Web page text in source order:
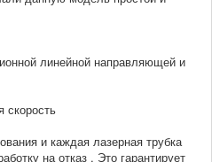
линейной направляющей и
скорость
и каждая лазерная трубка
на отказ . Это гарантирует